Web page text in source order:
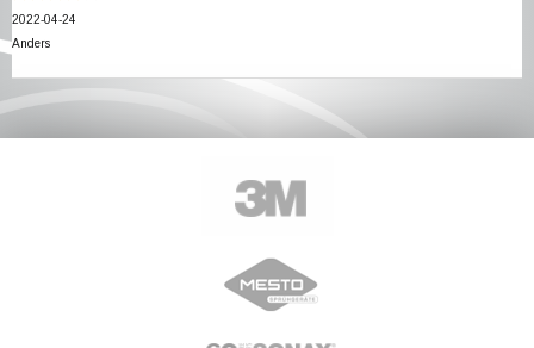
2022-04-24
Anders